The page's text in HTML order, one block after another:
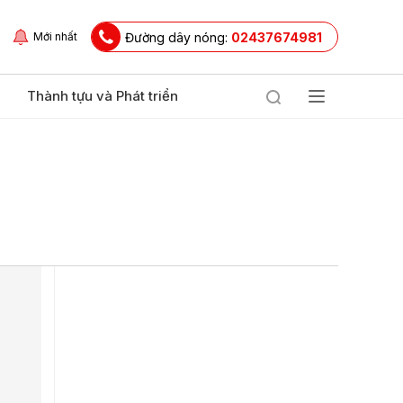
Mới nhất Đường dây nóng: 02437674981
Thành tựu và Phát triển